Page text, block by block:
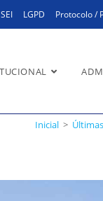
LGPD Protocolo /
Justiça
Inicial >